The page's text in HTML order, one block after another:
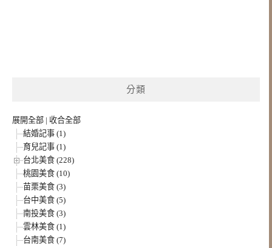
分類
展開全部 | 收合全部
結婚記事 (1)
育兒記事 (1)
台北美食 (228)
桃園美食 (10)
苗栗美食 (3)
台中美食 (5)
南投美食 (3)
雲林美食 (1)
台南美食 (7)